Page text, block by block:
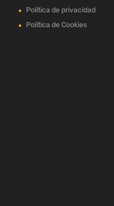
Política de privacidad
Política de Cookies